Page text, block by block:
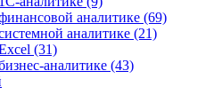
аналитике (69)
аналитике (21)
(31)
(43)